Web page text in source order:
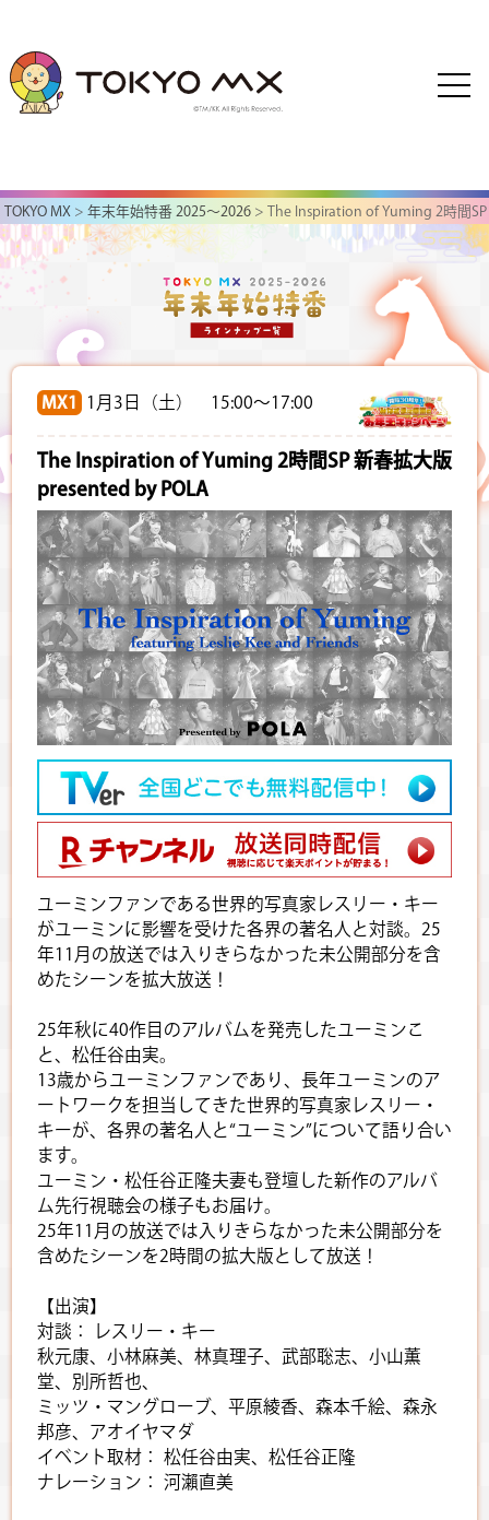
TOKYO MX >年末年始特番 2025～2026 > The Inspiration of Yuming 2時間
presented by POLA
MX1 1月3日（土） 15:00～17:00
The Inspiration of Yuming 2時間SP 新春拡大版
presented by POLA
ユーミンファンである世界的写真家レスリー・キー
がユーミンに影響を受けた各界の著名人と対談。25
年11月の放送では入りきらなかった未公開部分を含
めたシーンを拡大放送！
25年秋に40作目のアルバムを発売したユーミンこ
と、松任谷由実。
13歳からユーミンファンであり、長年ユーミンのア
ートワークを担当してきた世界的写真家レスリー・
キーが、各界の著名人と“ユーミン”について語り合い
ます。
ユーミン・松任谷正隆夫妻も登壇した新作のアルバ
ム先行視聴会の様子もお届け。
25年11月の放送では入りきらなかった未公開部分を
含めたシーンを2時間の拡大版として放送！
【出演】
対談： レスリー・キー
秋元康、小林麻美、林真理子、武部聡志、小山薫
堂、別所哲也、
ミッツ・マングローブ、平原綾香、森本千絵、森永
邦彦、アオイヤマダ
イベント取材： 松任谷由実、松任谷正隆
ナレーション： 河瀨直美